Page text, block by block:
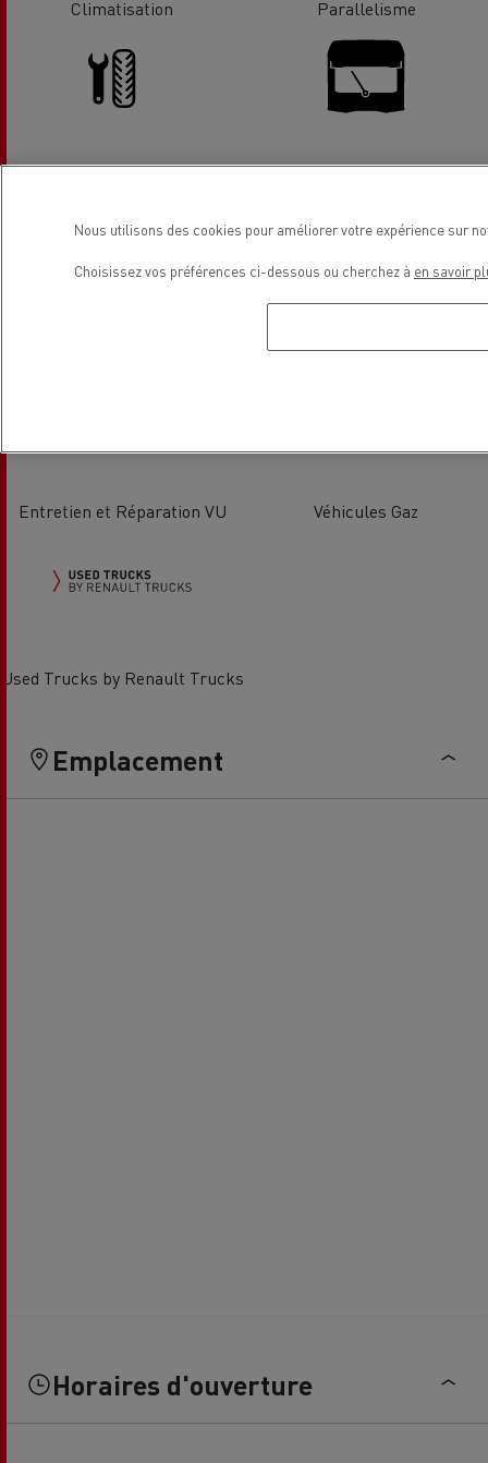
Climatisation Parallelisme
Entretien et Réparation VU Véhicules Gaz
Used Trucks by Renault Trucks
Emplacement
Horaires d'ouverture
Nous utilisons des cookies pour améliorer votre expérience sur
Choisissez vos préférences ci-dessous ou cherchez à en savoir